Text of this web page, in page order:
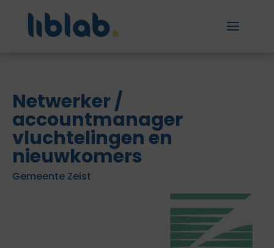
Netwerker /
accountmanager
vluchtelingen en
nieuwkomers
Gemeente Zeist